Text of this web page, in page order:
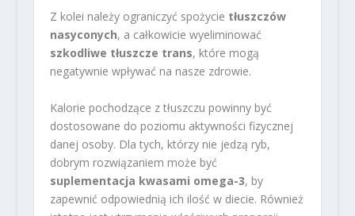
Z kolei należy ograniczyć spożycie tłuszczów
nasyconych, a całkowicie wyeliminować
szkodliwe tłuszcze trans, które mogą
negatywnie wpływać na nasze zdrowie.
Kalorie pochodzące z tłuszczu powinny być
dostosowane do poziomu aktywności fizycznej
danej osoby. Dla tych, którzy nie jedzą ryb,
dobrym rozwiązaniem może być
suplementacja kwasami omega-3, by
zapewnić odpowiednią ich ilość w diecie. Również